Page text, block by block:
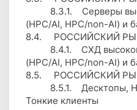
8.3.1. Серверы
(HPC/AI, HPC/non-AI) и
8.4. РОССИЙСКИЙ
8.4.1. СХД
(HPC/AI, HPC/non-AI) и
8.5. РОССИЙСКИЙ
8.5.1. Десктопы,
Тонкие клиенты